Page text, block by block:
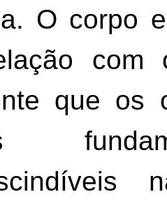
O corpo
que os